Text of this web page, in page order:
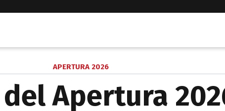
APERTURA 2026
Apertura